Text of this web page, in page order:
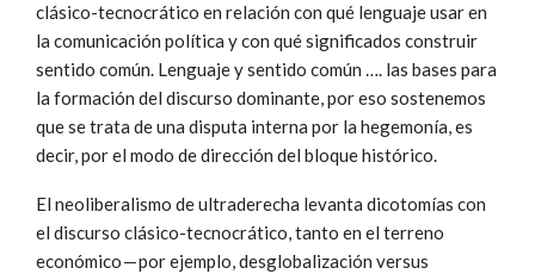
clásico-tecnocrático en relación con qué lenguaje usar en
la comunicación política y con qué significados construir
sentido común. Lenguaje y sentido común …. las bases para
la formación del discurso dominante, por eso sostenemos
que se trata de una disputa interna por la hegemonía, es
decir, por el modo de dirección del bloque histórico.
El neoliberalismo de ultraderecha levanta dicotomías con
el discurso clásico-tecnocrático, tanto en el terreno
económico — por ejemplo, desglobalización versus